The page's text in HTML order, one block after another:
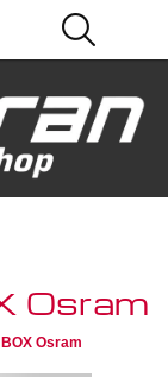
Osram
Osram